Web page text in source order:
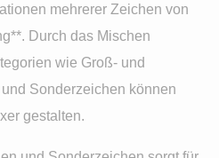
mehrerer Zeichen von
Durch das Mischen
wie Groß- und
Sonderzeichen können
gestalten.